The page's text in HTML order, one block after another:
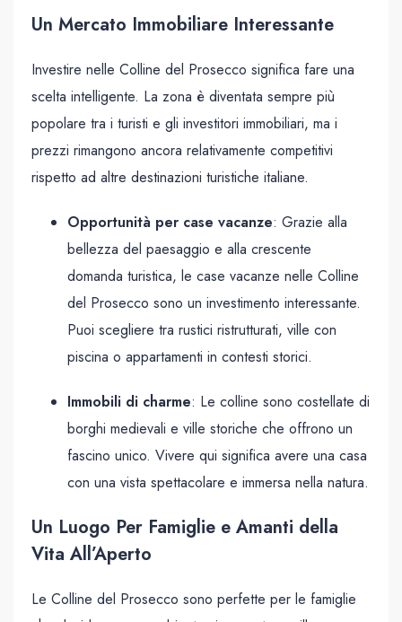
Un Mercato Immobiliare Interessante
Investire nelle Colline del Prosecco significa fare una
scelta intelligente. La zona è diventata sempre più
popolare tra i turisti e gli investitori immobiliari, ma i
prezzi rimangono ancora relativamente competitivi
rispetto ad altre destinazioni turistiche italiane.
Opportunità per case vacanze: Grazie alla
bellezza del paesaggio e alla crescente
domanda turistica, le case vacanze nelle Colline
del Prosecco sono un investimento interessante.
Puoi scegliere tra rustici ristrutturati, ville con
piscina o appartamenti in contesti storici.
Immobili di charme: Le colline sono costellate di
borghi medievali e ville storiche che offrono un
fascino unico. Vivere qui significa avere una casa
con una vista spettacolare e immersa nella natura.
Un Luogo Per Famiglie e Amanti della
Vita All’Aperto
Le Colline del Prosecco sono perfette per le famiglie